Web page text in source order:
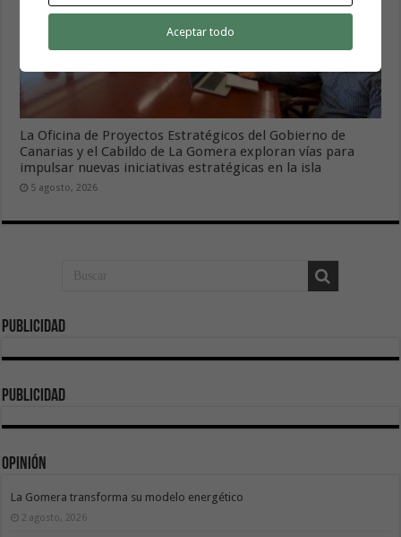
La Oficina de Proyectos Estratégicos del Gobierno de
Canarias y el Cabildo de La Gomera exploran vías para
impulsar nuevas iniciativas estratégicas en la isla
5 agosto, 2026
Publicidad
publicidad
Opinión
La Gomera transforma su modelo energético
2 agosto, 2026
Aceptar todo